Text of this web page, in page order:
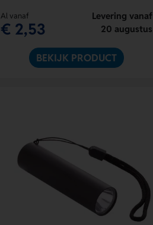
Al vanaf
€ 2,53
Levering vanaf
20 augustus
BEKIJK PRODUCT